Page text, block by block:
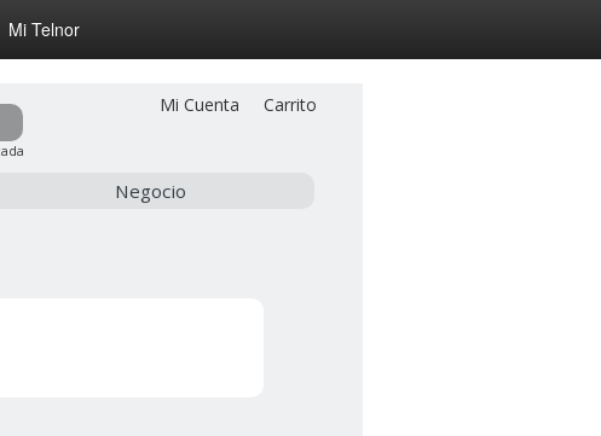
Mi Telnor
Mi Cuenta Carrito
Negocio